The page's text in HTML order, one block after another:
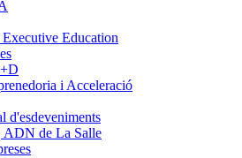
Education
i Acceleració
d'esdeveniments
ADN de La Salle